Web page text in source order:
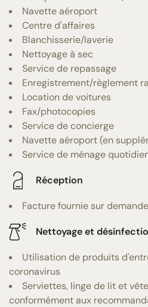
Navette aéroport
Centre d'affaires
Blanchisserie/laverie
Nettoyage à sec
Service de repassage
Enregistrement/règlement
Location de voitures
Fax/photocopies
Service de concierge
Navette aéroport (en
Service de ménage
Réception
Facture fournie sur demande
Nettoyage et
Utilisation de produits
coronavirus
Serviettes, linge de lit et
conformément aux